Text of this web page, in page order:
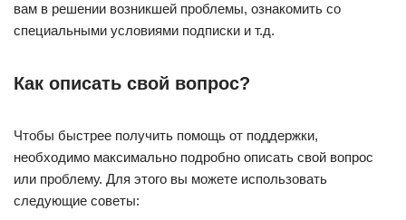
вам в решении возникшей проблемы, ознакомить со
специальными условиями подписки и т.д.
Как описать свой вопрос?
Чтобы быстрее получить помощь от поддержки,
необходимо максимально подробно описать свой вопрос
или проблему. Для этого вы можете использовать
следующие советы: